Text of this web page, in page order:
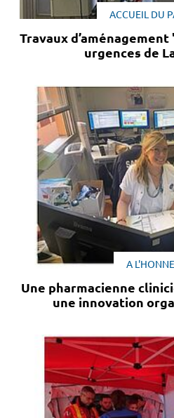
ACCUEIL DU
Travaux
urgences de
A
Une pharmacienne
une innovation